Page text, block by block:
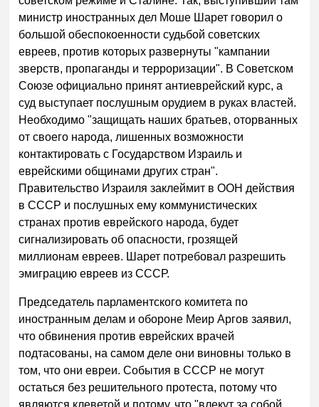
министр иностранных дел Моше Шарет говорил о
большой обеспокоенности судьбой советских
евреев, против которых развернуты "кампании
зверств, пропаганды и терроризации". В Советском
Союзе официально принят антиеврейский курс, а
суд выступает послушным орудием в руках властей.
Необходимо "защищать наших братьев, оторванных
от своего народа, лишенных возможности
контактировать с Государством Израиль и
еврейскими общинами других стран".
Правительство Израиля заклеймит в ООН действия
в СССР и послушных ему коммунистических
странах против еврейского народа, будет
сигнализировать об опасности, грозящей
миллионам евреев. Шарет потребовал разрешить
эмиграцию евреев из СССР.
Председатель парламентского комитета по
иностранным делам и обороне Меир Аргов заявил,
что обвинения против еврейских врачей
подтасованы, на самом деле они виновны только в
том, что они евреи. События в СССР не могут
остаться без решительного протеста, потому что
являются клеветой и потому, что "влекут за собой